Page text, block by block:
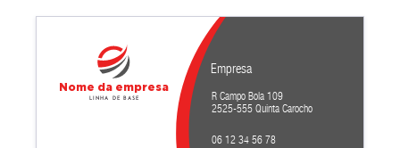
06 12 34 56 78
Empresa
R Campo Bola 109
2525-555 Quinta Carocho
Nome da empresa
Linha de base